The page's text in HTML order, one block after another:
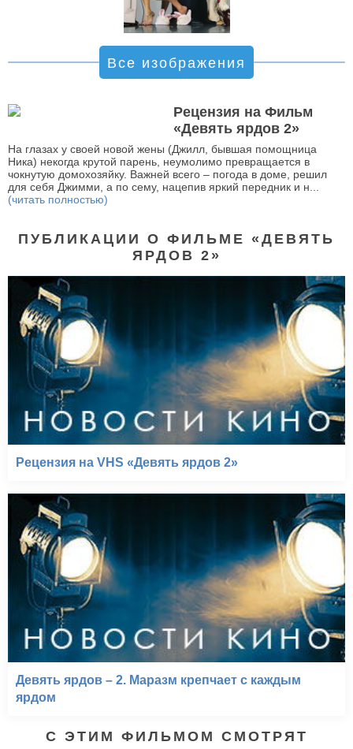
Все изображения
Рецензия на Фильм
«Девять ярдов 2»
На глазах у своей новой жены (Джилл, бывшая помощница
Ника) некогда крутой парень, неумолимо превращается в
чокнутую домохозяйку. Важней всего – погода в доме, решил
для себя Джимми, а по сему, нацепив яркий передник и н...
(читать полностью)
ПУБЛИКАЦИИ О ФИЛЬМЕ «ДЕВЯТЬ
ЯРДОВ 2»
Рецензия на VHS «Девять ярдов 2»
Девять ярдов – 2. Маразм крепчает с каждым
ярдом
С ЭТИМ ФИЛЬМОМ СМОТРЯТ